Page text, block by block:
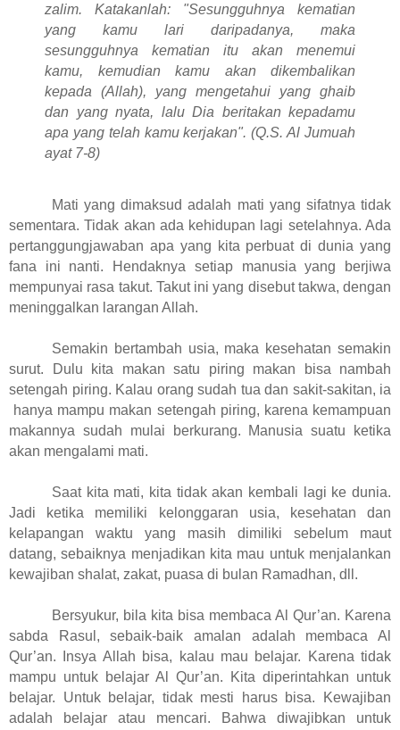
zalim. Katakanlah: "Sesungguhnya kematian
yang kamu lari daripadanya, maka
sesungguhnya kematian itu akan menemui
kamu, kemudian kamu akan dikembalikan
kepada (Allah), yang mengetahui yang ghaib
dan yang nyata, lalu Dia beritakan kepadamu
apa yang telah kamu kerjakan". (Q.S. Al Jumuah
ayat 7-8)
Mati yang dimaksud adalah mati yang sifatnya tidak
sementara. Tidak akan ada kehidupan lagi setelahnya. Ada
pertanggungjawaban apa yang kita perbuat di dunia yang
fana ini nanti. Hendaknya setiap manusia yang berjiwa
mempunyai rasa takut. Takut ini yang disebut takwa, dengan
meninggalkan larangan Allah.
Semakin bertambah usia, maka kesehatan semakin
surut. Dulu kita makan satu piring makan bisa nambah
setengah piring. Kalau orang sudah tua dan sakit-sakitan, ia
hanya mampu makan setengah piring, karena kemampuan
makannya sudah mulai berkurang. Manusia suatu ketika
akan mengalami mati.
Saat kita mati, kita tidak akan kembali lagi ke dunia.
Jadi ketika memiliki kelonggaran usia, kesehatan dan
kelapangan waktu yang masih dimiliki sebelum maut
datang, sebaiknya menjadikan kita mau untuk menjalankan
kewajiban shalat, zakat, puasa di bulan Ramadhan, dll.
Bersyukur, bila kita bisa membaca Al Qur’an. Karena
sabda Rasul, sebaik-baik amalan adalah membaca Al
Qur’an. Insya Allah bisa, kalau mau belajar. Karena tidak
mampu untuk belajar Al Qur’an. Kita diperintahkan untuk
belajar. Untuk belajar, tidak mesti harus bisa. Kewajiban
adalah belajar atau mencari. Bahwa diwajibkan untuk